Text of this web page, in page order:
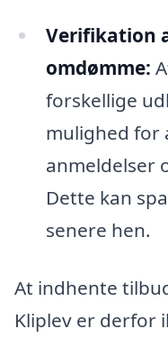
Verifikation
omdømme:
forskellige
mulighed for
anmeldelser
Dette kan
senere hen.
At indhente
Kliplev er derfor